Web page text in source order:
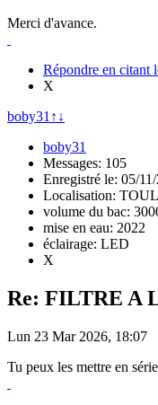
Merci d'avance.
Répondre en citant
X
boby31 ↑ ↓
boby31
Messages: 105
Enregistré le: 05/
Localisation:
volume du bac:
mise en eau: 2022
éclairage: LED
X
Re: FILTRE A
Lun 23 Mar 2026, 18:07
Tu peux les mettre en